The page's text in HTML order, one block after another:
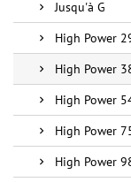
Jusqu'à G
High Power
High Power
High Power
High Power
High Power